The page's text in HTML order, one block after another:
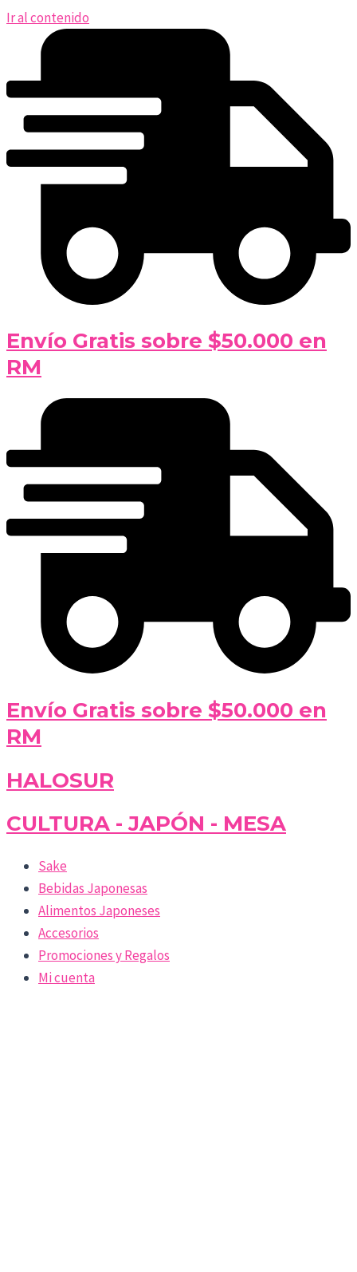
Ir al contenido
Envío Gratis sobre $50.000 en
RM
Envío Gratis sobre $50.000 en
RM
HALOSUR
CULTURA - JAPÓN - MESA
Sake
Bebidas Japonesas
Alimentos Japoneses
Accesorios
Promociones y Regalos
Mi cuenta